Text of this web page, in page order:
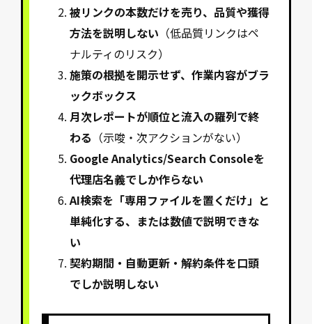
被リンクの本数だけを売り、品質や獲得
方法を説明しない （低品質リンクはペ
ナルティのリスク）
施策の根拠を開示せず、作業内容がブラ
ックボックス
月次レポートが順位と流入の羅列で終
わる （示唆・次アクションがない）
Google Analytics/Search Consoleを
代理店名義でしか作らない
AI検索を「専用ファイルを置くだけ」と
単純化する、または数値で説明できな
い
契約期間・自動更新・解約条件を口頭
でしか説明しない